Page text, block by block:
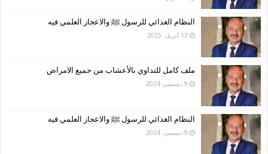
النظام الغذائي للرسول ﷺ والاعجاز العلمي فيه
13 أبريل، 2025
ملف كامل للتداوي بالأعشاب من جميع الامراض
9 ديسمبر، 2024
النظام الغذائي للرسول ﷺ والاعجاز العلمي فيه
9 ديسمبر، 2024